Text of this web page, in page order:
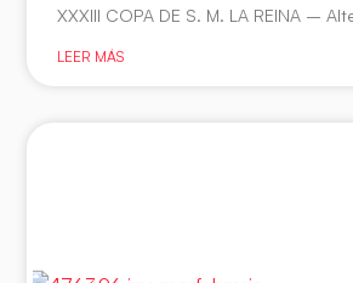
XXXIII COPA DE S. M. LA REINA –
LEER MÁS